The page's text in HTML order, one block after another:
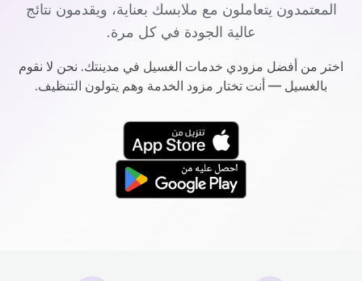
المعتمدون يتعاملون مع ملابسك بعناية، ويقدمون نتائج
عالية الجودة في كل مرة.
اختر من أفضل مزودي خدمات الغسيل في مدينتك. نحن لا نقوم
بالغسيل — أنت تختار مزود الخدمة وهم يتولون التنظيف.